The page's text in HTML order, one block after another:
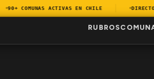
90+ COMUNAS ACTIVAS EN CHILE
RUBROS